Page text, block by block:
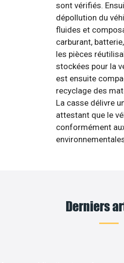
sont vérifiés.
dépollution du
fluides et
carburant,
les pièces
stockées pour la
est ensuite
recyclage des
La casse délivre
attestant que le
conformément
Derniers